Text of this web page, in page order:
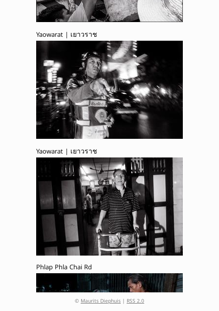
Yaowarat | เยาวราช
Yaowarat | เยาวราช
Phlap Phla Chai Rd
© Maurits Diephuis | RSS 2.0